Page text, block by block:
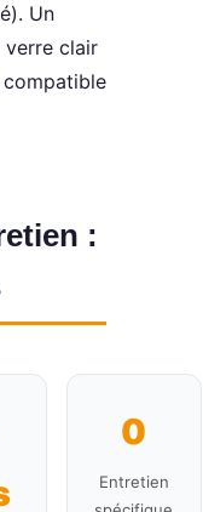
Un
clair
:
0
Entretien